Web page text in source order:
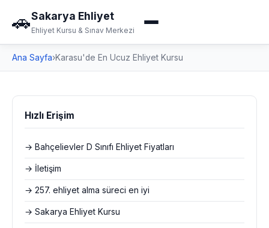
🚗Sakarya Ehliyet
Ehliyet Kursu & Sınav Merkezi
Ana Sayfa›Karasu'de En Ucuz Ehliyet Kursu
Hızlı Erişim
→ Bahçelievler D Sınıfı Ehliyet Fiyatları
→ İletişim
→ 257. ehliyet alma süreci en iyi
→ Sakarya Ehliyet Kursu